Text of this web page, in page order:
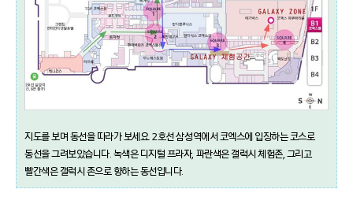
지도를 보며 동선을 따라가 보세요.2호선 삼성역에서 코엑스에 입장하는 코스로
동선을 그려보았습니다.녹색은 디지털 프라자, 파란색은 갤럭시 체험존, 그리고
빨간색은 갤럭시 존으로 향하는 동선입니다.